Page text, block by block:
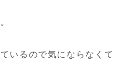
いるので気にならなくて